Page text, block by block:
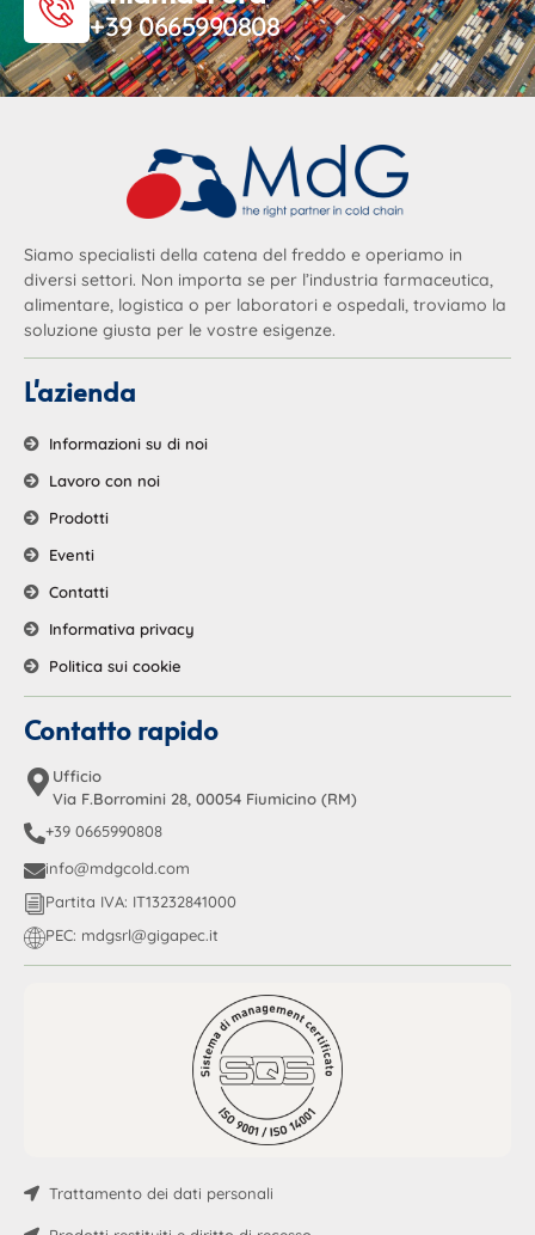
+39 0665990808
Siamo specialisti della catena del freddo e operiamo in
diversi settori. Non importa se per l’industria farmaceutica,
alimentare, logistica o per laboratori e ospedali, troviamo la
soluzione giusta per le vostre esigenze.
L'azienda
Informazioni su di noi
Lavoro con noi
Prodotti
Eventi
Contatti
Informativa privacy
Politica sui cookie
Contatto rapido
Ufficio
Via F.Borromini 28, 00054 Fiumicino (RM)
+39 0665990808
info@mdgcold.com
Partita IVA: IT13232841000
PEC: mdgsrl@gigapec.it
Trattamento dei dati personali